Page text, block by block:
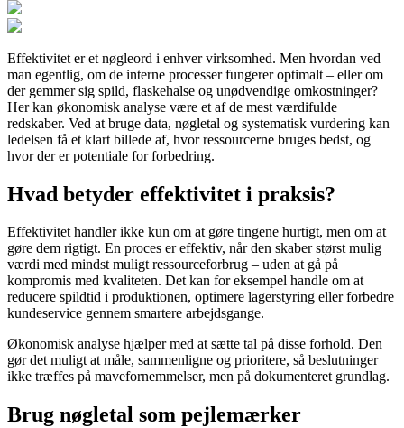
Effektivitet er et nøgleord i enhver virksomhed. Men hvordan ved
man egentlig, om de interne processer fungerer optimalt – eller om
der gemmer sig spild, flaskehalse og unødvendige omkostninger?
Her kan økonomisk analyse være et af de mest værdifulde
redskaber. Ved at bruge data, nøgletal og systematisk vurdering kan
ledelsen få et klart billede af, hvor ressourcerne bruges bedst, og
hvor der er potentiale for forbedring.
Hvad betyder effektivitet i praksis?
Effektivitet handler ikke kun om at gøre tingene hurtigt, men om at
gøre dem rigtigt. En proces er effektiv, når den skaber størst mulig
værdi med mindst muligt ressourceforbrug – uden at gå på
kompromis med kvaliteten. Det kan for eksempel handle om at
reducere spildtid i produktionen, optimere lagerstyring eller forbedre
kundeservice gennem smartere arbejdsgange.
Økonomisk analyse hjælper med at sætte tal på disse forhold. Den
gør det muligt at måle, sammenligne og prioritere, så beslutninger
ikke træffes på mavefornemmelser, men på dokumenteret grundlag.
Brug nøgletal som pejlemærker